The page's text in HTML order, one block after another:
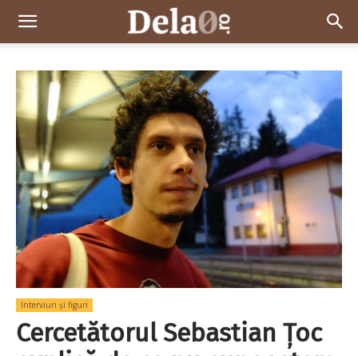
Dela0
Interviuri și figuri
Cercetătorul Sebastian Țoc